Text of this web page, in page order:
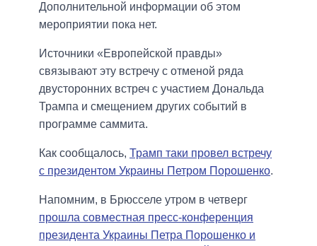
Дополнительной информации об этом
мероприятии пока нет.
Источники «Европейской правды»
связывают эту встречу с отменой ряда
двусторонних встреч с участием Дональда
Трампа и смещением других событий в
программе саммита.
Как сообщалось, Трамп таки провел встречу
с президентом Украины Петром Порошенко.
Напомним, в Брюсселе утром в четверг
прошла совместная пресс-конференция
президента Украины Петра Порошенко и